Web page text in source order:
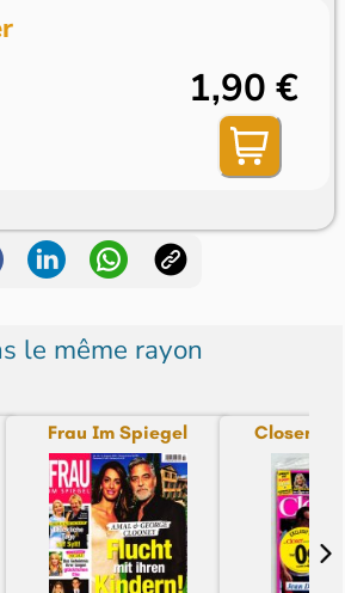
1,90 €
le même rayon
Frau Im Spiegel Closer +